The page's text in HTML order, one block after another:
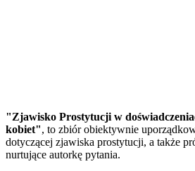
"Zjawisko Prostytucji w
kobiet", to zbiór obiektywnie
dotyczącej zjawiska prostytucji, a także
nurtujące autorkę pytania.